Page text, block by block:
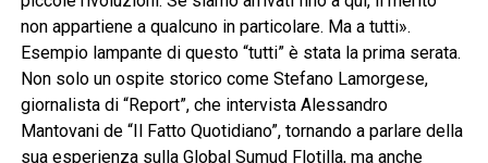
non appartiene a qualcuno in particolare. Ma a tutti».
Esempio lampante di questo “tutti” è stata la prima serata.
Non solo un ospite storico come Stefano Lamorgese,
giornalista di “Report”, che intervista Alessandro
Mantovani de “Il Fatto Quotidiano”, tornando a parlare della
sua esperienza sulla Global Sumud Flotilla, ma anche